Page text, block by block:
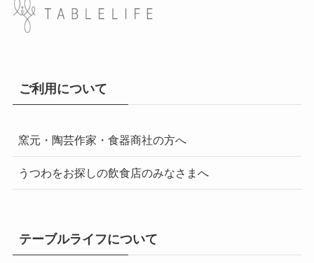
ご利用について
窯元・陶芸作家・食器商社の方へ
うつわをお探しの飲食店のみなさまへ
テーブルライフについて